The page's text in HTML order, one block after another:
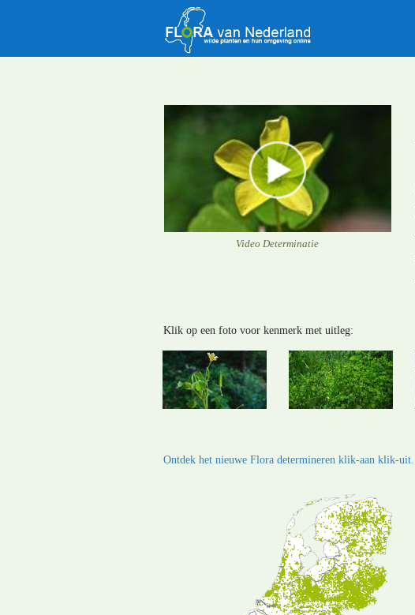
Video Determinatie
Klik op een foto voor kenmerk met uitleg:
Ontdek het nieuwe Flora determineren klik-aan klik-uit.